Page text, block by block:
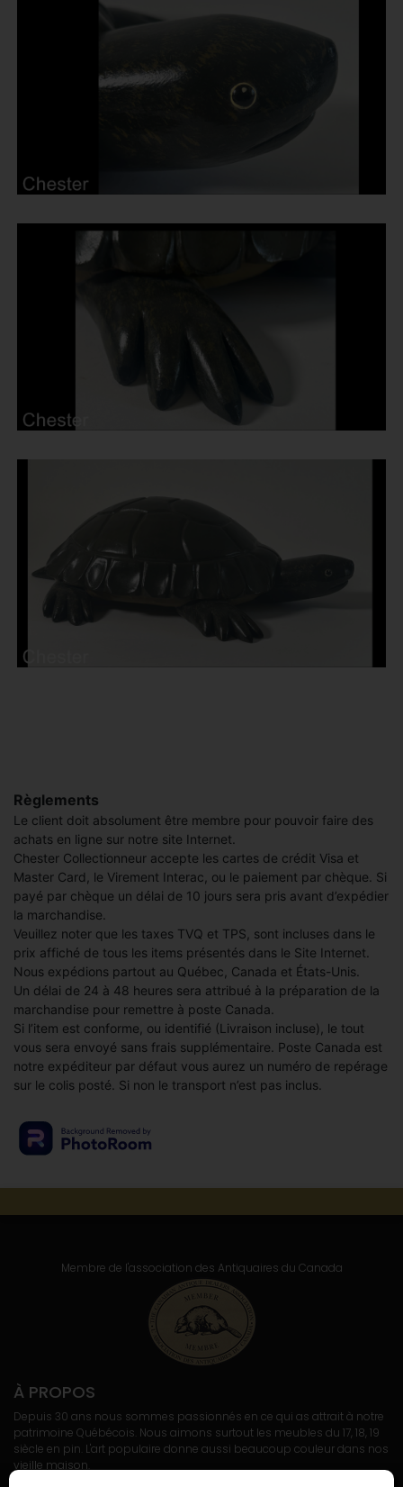
Règlements
Le client doit absolument être membre pour pouvoir faire des
achats en ligne sur notre site Internet.
Chester Collectionneur accepte les cartes de crédit Visa et
Master Card, le Virement Interac, ou le paiement par chèque. Si
payé par chèque un délai de 10 jours sera pris avant d’expédier
la marchandise.
Veuillez noter que les taxes TVQ et TPS, sont incluses dans le
prix affiché de tous les items présentés dans le Site Internet.
Nous expédions partout au Québec, Canada et États-Unis.
Un délai de 24 à 48 heures sera attribué à la préparation de la
marchandise pour remettre à poste Canada.
Si l’item est conforme, ou identifié (Livraison incluse), le tout
vous sera envoyé sans frais supplémentaire. Poste Canada est
notre expéditeur par défaut vous aurez un numéro de repérage
sur le colis posté. Si non le transport n’est pas inclus.
Membre de l'association des Antiquaires du Canada
À PROPOS
Depuis 30 ans nous sommes passionnés en ce qui as attrait à notre
patrimoine Québécois. Nous aimons surtout les meubles du 17, 18, 19
siècle en pin. L'art populaire donne aussi beaucoup couleur dans nos
vieille maison.